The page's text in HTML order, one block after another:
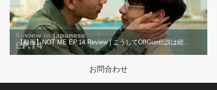
【動画】NOT ME EP.14 Review | こうしてOffGun伝説は続…
お問合わせ